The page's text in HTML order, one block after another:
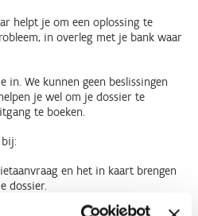
helpt je om een oplossing te
in overleg met je bank waar
in. We kunnen geen beslissingen
je wel om je dossier te
te boeken.
en het in kaart brengen
dossier.